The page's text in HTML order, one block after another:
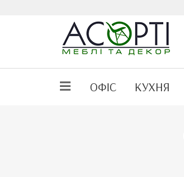
ОФІС КУХНЯ